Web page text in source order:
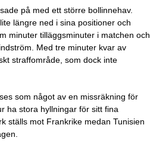
på med ett större bollinnehav.
längre ned i sina positioner och
minuter tilläggsminuter i matchen och
Med tre minuter kvar av
straffområde, som dock inte
som något av en missräkning för
ha stora hyllningar för sitt fina
ställs mot Frankrike medan Tunisien